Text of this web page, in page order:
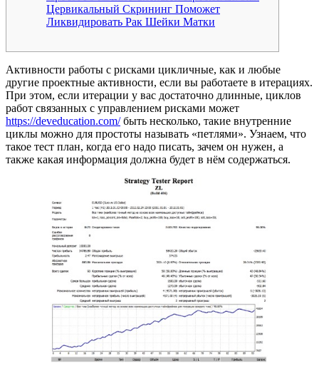
Цервикальный Скрининг Поможет
Ликвидировать Рак Шейки Матки
Активности работы с рисками цикличные, как и любые
другие проектные активности, если вы работаете в итерациях.
При этом, если итерации у вас достаточно длинные, циклов
работ связанных с управлением рисками может
https://deveducation.com/быть несколько, такие внутренние
циклы можно для простоты называть «петлями». Узнаем, что
такое тест план, когда его надо писать, зачем он нужен, а
также какая информация должна будет в нём содержаться.